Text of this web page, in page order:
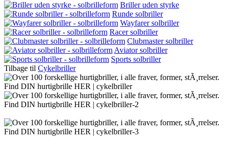
Briller uden styrke
Runde solbriller
Wayfarer solbriller
Racer solbriller
Clubmaster solbriller
Aviator solbriller
Sports solbriller
Tilbage til Cykelbriller